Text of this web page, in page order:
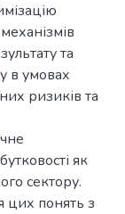
та
в умовах
ризиків та
як
сектору.
цих понять з